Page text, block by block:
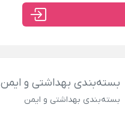
بسته‌بندی بهداشتی و ایمن
بسته‌بندی بهداشتی و ایمن